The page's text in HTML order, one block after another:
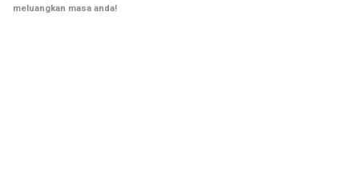
meluangkan masa anda!